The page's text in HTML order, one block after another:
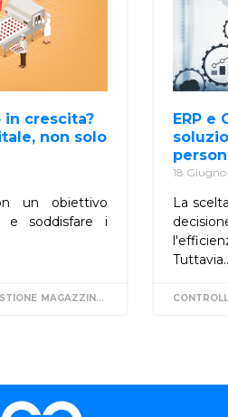
in crescita?
non solo
un obiettivo
e soddisfare i
MAGAZZINO
ERP e
18
La